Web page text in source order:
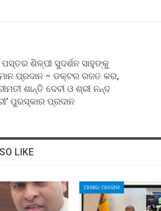
ଶିଳ୍ପୀ ସୁଦର୍ଶନ ସାହୁଙ୍କୁ
ପ୍ରଦାନ – ଡକ୍ଟର ରଜତ କର,
ଶାନ୍ତି ଦେବୀ ଓ ଶ୍ରୀ ନନ୍ଦ
ପୁରସ୍କାର ପ୍ରଦାନ
LIKE
ଆଶାର ଆଲୋକ